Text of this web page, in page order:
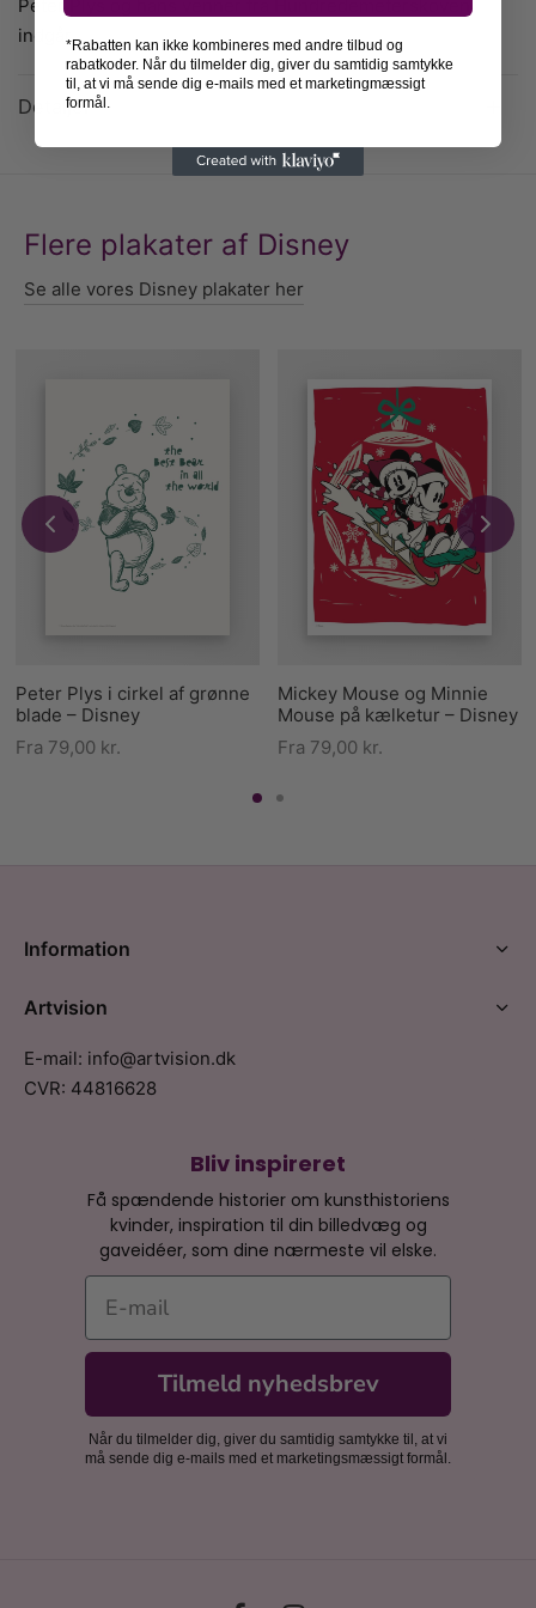
Peter Plys og hans venner fra Hundredemeterskoven
indgår.
Detaljer
Flere plakater af Disney
Se alle vores Disney plakater her
Peter Plys i cirkel af grønne
blade – Disney
Fra 79,00 kr.
Mickey Mouse og Minnie
Mouse på kælketur – Disney
Fra 79,00 kr.
Bliv inspireret
Få spændende historier om kunsthistoriens
kvinder, inspiration til din billedvæg og
gaveidéer, som dine nærmeste vil elske.
E-mail
Tilmeld nyhedsbrev
Når du tilmelder dig, giver du samtidig samtykke til, at vi
må sende dig e-mails med et marketingsmæssigt formål.
Information
Artvision
E-mail: info@artvision.dk
CVR: 44816628
*Rabatten kan ikke kombineres med andre tilbud og
rabatkoder. Når du tilmelder dig, giver du samtidig samtykke
til, at vi må sende dig e-mails med et marketingmæssigt
formål.